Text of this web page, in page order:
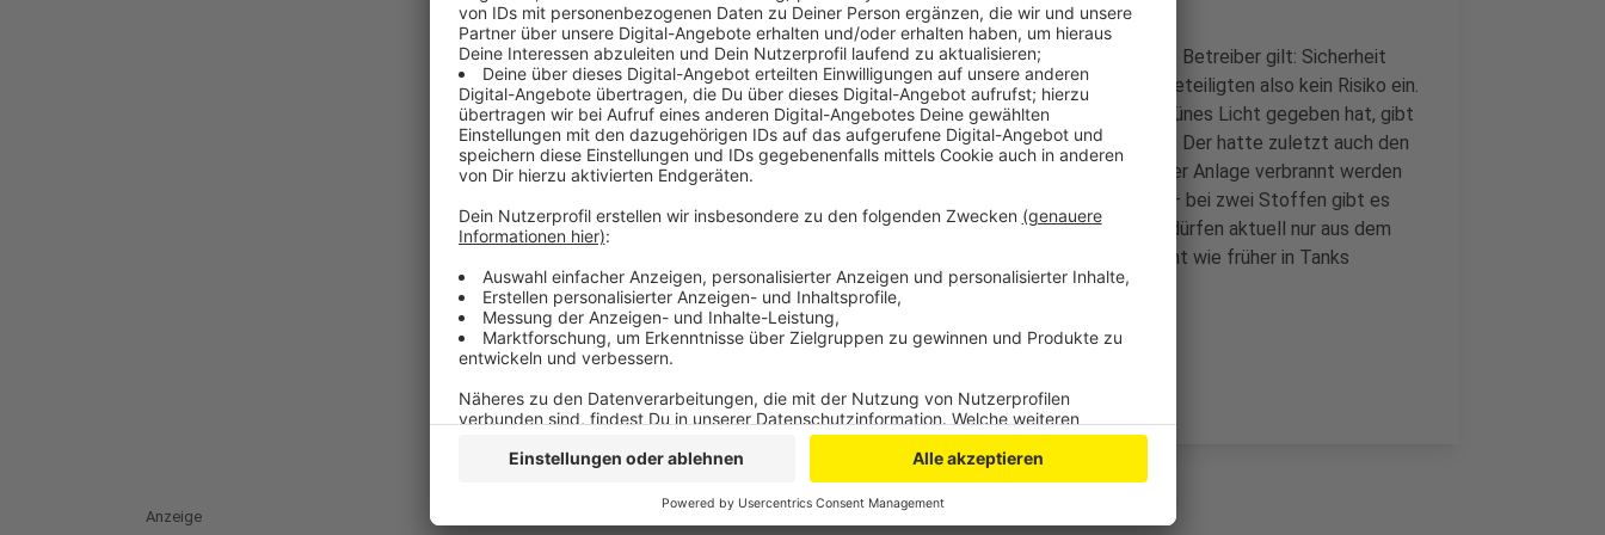
Das sollte eigentlich in diesem Monat passieren, aber auch für die Betreiber gilt: Sicherheit
geht vor Schnelligkeit. Bei der Wiederinbetriebnahme gehen die Beteiligten also kein Risiko ein.
Aktuell nimmt der TÜV mehrere Öfen unter die Lupe – wenn er grünes Licht gegeben hat, gibt
es noch eine zusätzliche Prüfung durch einen externen Gutachter. Der hatte zuletzt auch den
Katalog an Flüssigabfällen angeguckt, der in Zukunft in der Bürriger Anlage verbrannt werden
soll. 15 von 17 geprüften Stoffen sind demnach völlig unkritisch – bei zwei Stoffen gibt es
jetzt noch einmal Nachprüfungen. Alle zu verbrennenden Abfälle dürfen aktuell nur aus dem
Chempark selbst beziehungsweise von Partnern kommen und nicht wie früher in Tanks
vermischt werden.
Anzeige
Anzeige